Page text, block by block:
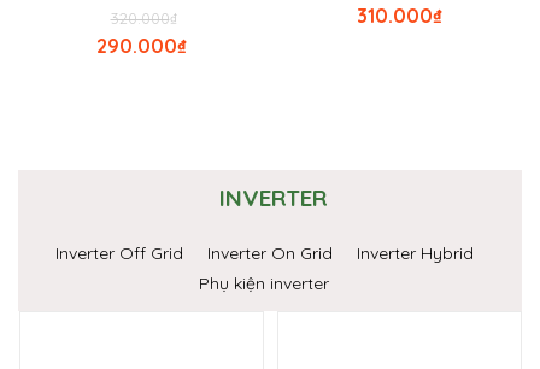
₫
320.000
₫
290.000
₫
310.000
INVERTER
Inverter Off Grid Inverter On Grid
Inverter Hybrid
Phụ kiện inverter